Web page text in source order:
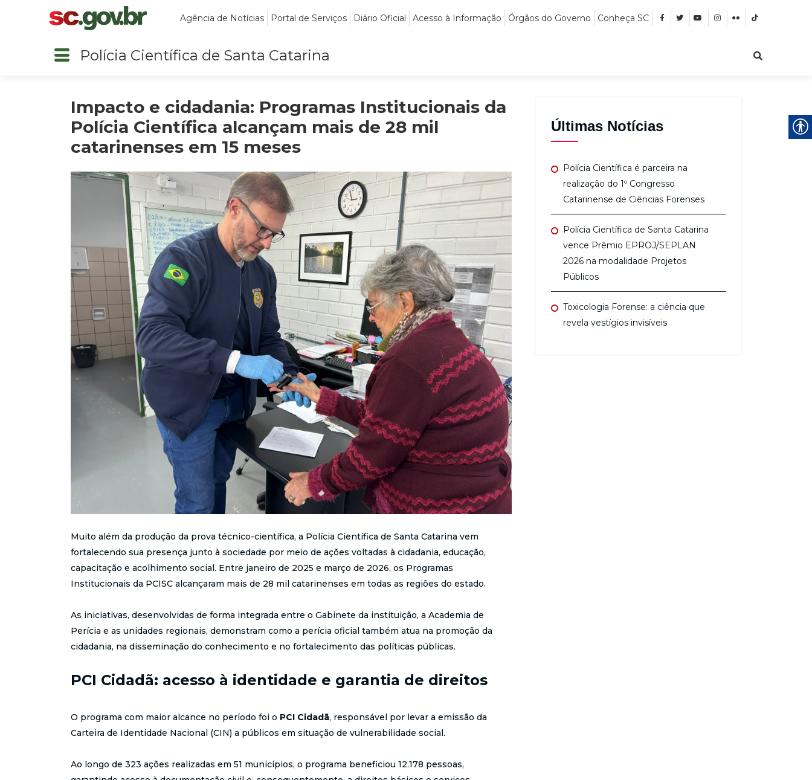
Agência de Notícias Portal de Serviços Diário Oficial Acesso à Informação Órgãos do Governo Conheça SC
Polícia Científica de Santa Catarina
Impacto e cidadania: Programas Institucionais da
Polícia Científica alcançam mais de 28 mil
catarinenses em 15 meses
Muito além da produção da prova técnico-científica, a Polícia Científica de Santa Catarina vem
fortalecendo sua presença junto à sociedade por meio de ações voltadas à cidadania, educação,
capacitação e acolhimento social. Entre janeiro de 2025 e março de 2026, os Programas
Institucionais da PCISC alcançaram mais de 28 mil catarinenses em todas as regiões do estado.
As iniciativas, desenvolvidas de forma integrada entre o Gabinete da instituição, a Academia de
Perícia e as unidades regionais, demonstram como a perícia oficial também atua na promoção da
cidadania, na disseminação do conhecimento e no fortalecimento das políticas públicas.
PCI Cidadã: acesso à identidade e garantia de direitos
O programa com maior alcance no período foi o PCI Cidadã, responsável por levar a emissão da
Carteira de Identidade Nacional (CIN) a públicos em situação de vulnerabilidade social.
Ao longo de 323 ações realizadas em 51 municípios, o programa beneficiou 12.178 pessoas,
Últimas Notícias
Polícia Científica é parceira na
realização do 1º Congresso
Catarinense de Ciências Forenses
Polícia Científica de Santa Catarina
vence Prêmio EPROJ/SEPLAN
2026 na modalidade Projetos
Públicos
Toxicologia Forense: a ciência que
revela vestígios invisíveis